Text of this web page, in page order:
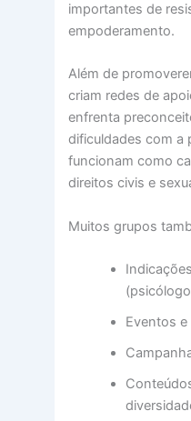
importantes de
empoderamento.
Além de
criam redes de
enfrenta
dificuldades com a
funcionam como
direitos civis e
Muitos grupos
Eventos